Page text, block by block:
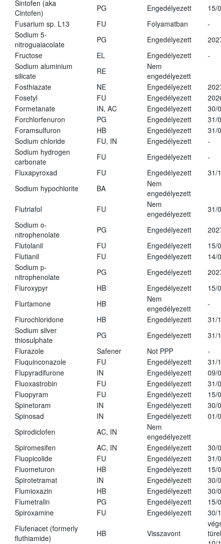
Sintofen (aka
Cintofen)
PG Engedélyezett
15/
Fusarium sp. L13
FU Folyamatban
-
Sodium 5-
nitroguaiacolate
PG Engedélyezett
Fructose
EL Engedélyezett
-
Sodium aluminium
silicate
RE
Nem
engedélyezett
Fosthiazate
NE Engedélyezett
Fosetyl
FU Engedélyezett
Formetanate
IN, AC Engedélyezett
30/
Forchlorfenuron
PG Engedélyezett
31/
Foramsulfuron
HB Engedélyezett
31/
Sodium chloride
FU, IN Engedélyezett
-
Sodium hydrogen
carbonate
FU Engedélyezett
-
Fluxapyroxad
FU Engedélyezett
31/
Sodium hypochlorite
BA
Nem
engedélyezett
Flutriafol
FU
Nem
engedélyezett
31/
Sodium o-
nitrophenolate
PG Engedélyezett
Flutolanil
FU Engedélyezett
15/
Flutianil
FU Engedélyezett
14/
Sodium p-
nitrophenolate
PG Engedélyezett
Fluroxypyr
HB Engedélyezett
15/
Flurtamone
HB
Nem
engedélyezett
-
Flurochloridone
HB Engedélyezett
31/
Sodium silver
thiosulphate
PG Engedélyezett
31/
Flurazole
Safener Not PPP
-
Fluquinconazole
FU Engedélyezett
31/
Flupyradifurone
IN Engedélyezett
09/
Fluoxastrobin
FU Engedélyezett
31/
Fluopyram
FU Engedélyezett
15/
Spinetoram
IN Engedélyezett
30/
Spinosad
IN Engedélyezett
01/
Spirodiclofen
AC, IN
Nem
engedélyezett
Spiromesifen
AC, IN Engedélyezett
30/
Fluopicolide
FU Engedélyezett
31/
Fluometuron
HB Engedélyezett
15/
Spirotetramat
IN Engedélyezett
30/
Flumioxazin
HB Engedélyezett
30/
Flumetralin
PG Engedélyezett
15/
Spiroxamine
FU Engedélyezett
30/
Flufenacet (formerly
fluthiamide)
HB Visszavont